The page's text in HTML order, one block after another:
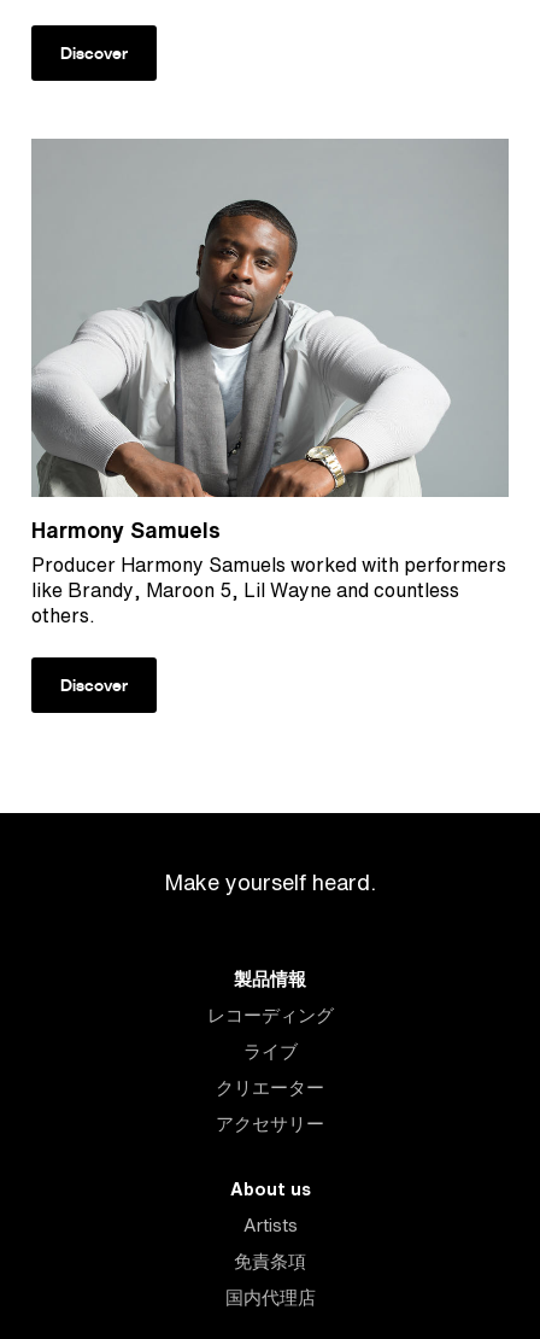
Discover
Harmony Samuels
Producer Harmony Samuels worked with performers
like Brandy, Maroon 5, Lil Wayne and countless
others.
Discover
Make yourself heard.
製品情報
レコーディング
ライブ
クリエーター
アクセサリー
About us
Artists
免責条項
国内代理店